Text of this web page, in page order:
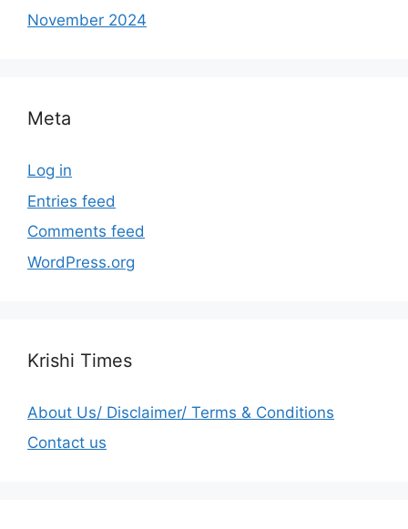
November 2024
Meta
Log in
Entries feed
Comments feed
WordPress.org
Krishi Times
About Us/ Disclaimer/ Terms & Conditions
Contact us